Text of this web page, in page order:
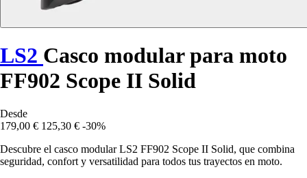
LS2 Casco modular para moto
FF902 Scope II Solid
Desde
179,00 € 125,30 € -30%
Descubre el casco modular LS2 FF902 Scope II Solid, que combina
seguridad, confort y versatilidad para todos tus trayectos en moto.